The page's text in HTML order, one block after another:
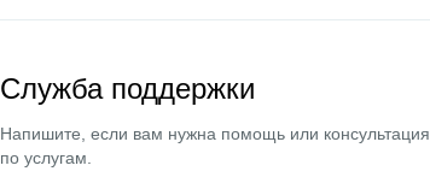
Служба поддержки
Напишите, если вам нужна помощь или консультация
по услугам.